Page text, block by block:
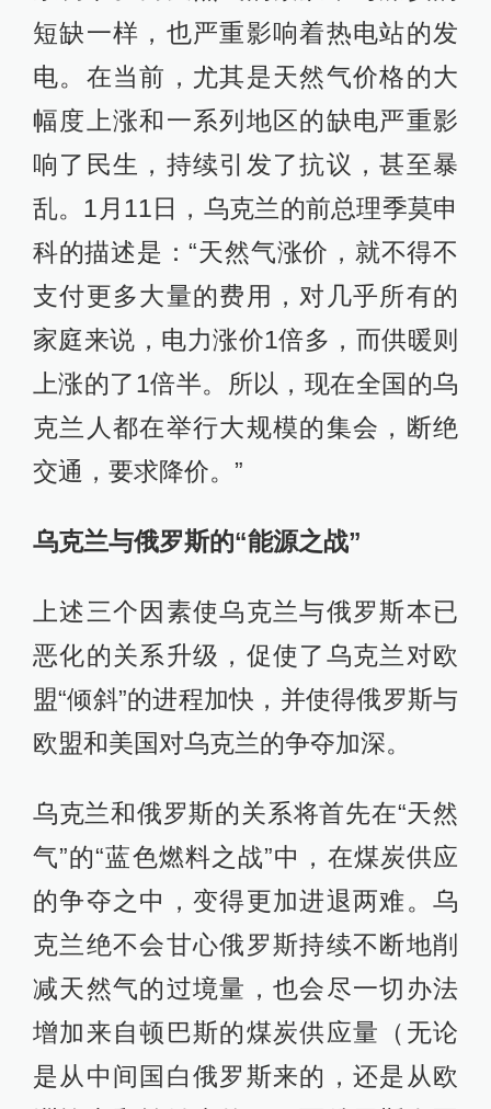
短缺一样，也严重影响着热电站的发
电。在当前，尤其是天然气价格的大
幅度上涨和一系列地区的缺电严重影
响了民生，持续引发了抗议，甚至暴
乱。1月11日，乌克兰的前总理季莫申
科的描述是：“天然气涨价，就不得不
支付更多大量的费用，对几乎所有的
家庭来说，电力涨价1倍多，而供暖则
上涨的了1倍半。所以，现在全国的乌
克兰人都在举行大规模的集会，断绝
交通，要求降价。”
乌克兰与俄罗斯的“能源之战”
上述三个因素使乌克兰与俄罗斯本已
恶化的关系升级，促使了乌克兰对欧
盟“倾斜”的进程加快，并使得俄罗斯与
欧盟和美国对乌克兰的争夺加深。
乌克兰和俄罗斯的关系将首先在“天然
气”的“蓝色燃料之战”中，在煤炭供应
的争夺之中，变得更加进退两难。乌
克兰绝不会甘心俄罗斯持续不断地削
减天然气的过境量，也会尽一切办法
增加来自顿巴斯的煤炭供应量（无论
是从中间国白俄罗斯来的，还是从欧